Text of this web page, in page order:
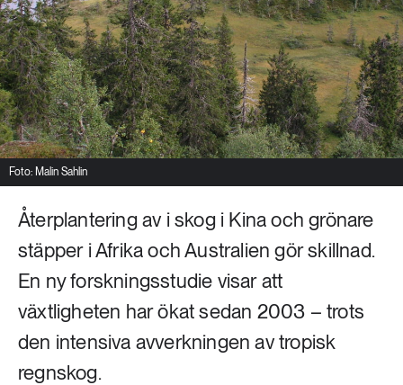
Mat & jordbruk
Skog
Social hållbarhet
Transport
Vatten
252 ARTIKLAR
Landsbygd
939 ARTIKLAR
Livsstil & konsumtion
612 ARTIKLAR
262 ARTIKLAR
Skog
360 ARTIKLAR
Social hållbarhet
Foto: Malin Sahlin
Återplantering av i skog i Kina och grönare
stäpper i Afrika och Australien gör skillnad.
En ny forskningsstudie visar att
växtligheten har ökat sedan 2003 – trots
den intensiva avverkningen av tropisk
regnskog.